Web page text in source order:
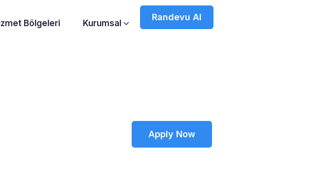
Bölgeleri Kurumsal
Randevu Al
Apply Now